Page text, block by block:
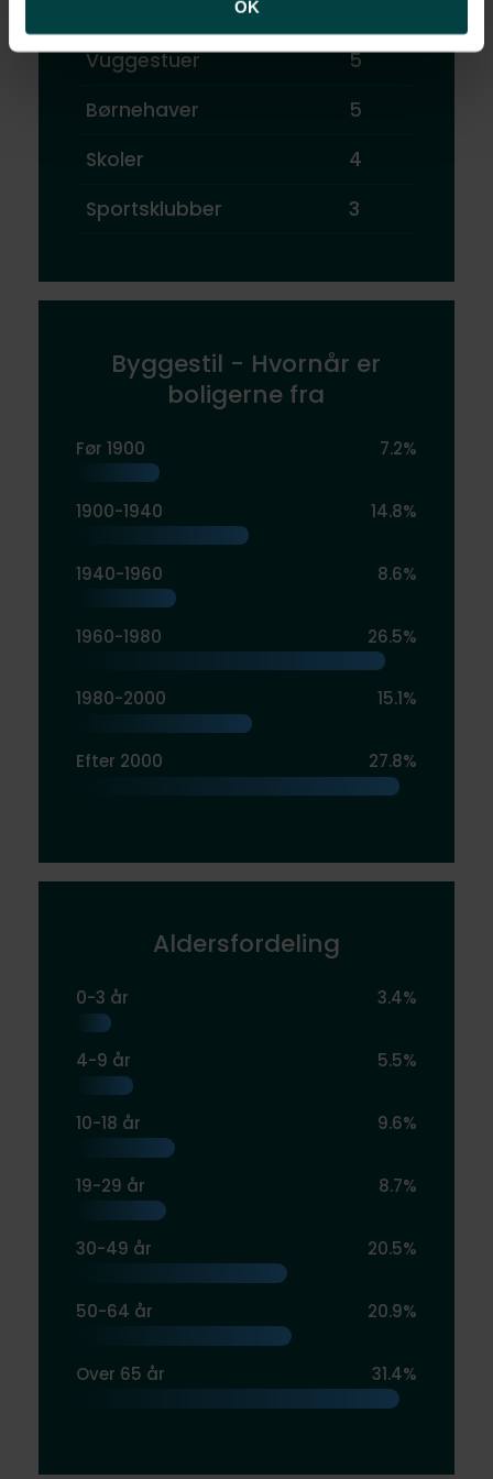
OK
Vuggestuer
5
Børnehaver
5
Skoler
4
Sportsklubber
3
Byggestil - Hvornår er
boligerne fra
Før 1900 7.2%
1900-1940 14.8%
1940-1960 8.6%
1960-1980 26.5%
1980-2000 15.1%
Efter 2000 27.8%
Aldersfordeling
0-3 år 3.4%
4-9 år 5.5%
10-18 år 9.6%
19-29 år 8.7%
30-49 år 20.5%
50-64 år 20.9%
Over 65 år 31.4%